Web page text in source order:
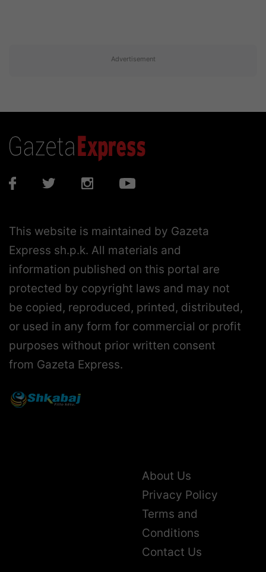
Advertisement
This website is maintained by Gazeta
Express sh.p.k. All materials and
information published on this portal are
protected by copyright laws and may not
be copied, reproduced, printed, distributed,
or used in any form for commercial or profit
purposes without prior written consent
from Gazeta Express.
About Us
Privacy Policy
Terms and
Conditions
Contact Us